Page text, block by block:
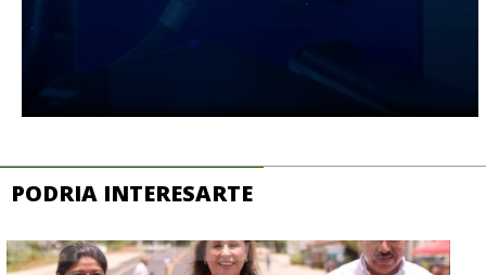
PODRIA INTERESARTE